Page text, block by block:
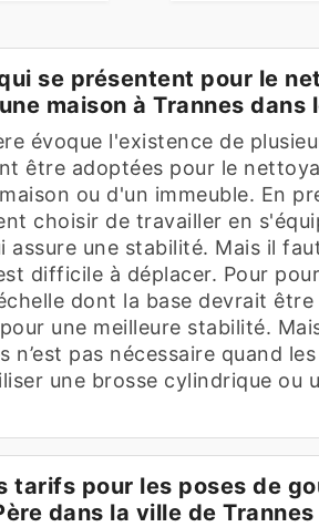
se présentent pour le
maison à Trannes dans
évoque l'existence de
être adoptées pour le
ou d'un immeuble. En
choisir de travailler en
assure une stabilité. Mais il
difficile à déplacer. Pour
dont la base devrait
une meilleure stabilité.
n’est pas nécessaire quand
une brosse cylindrique ou
tarifs pour les poses de
dans la ville de Trannes